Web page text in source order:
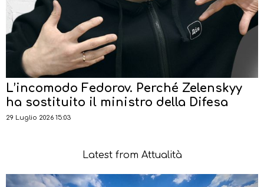
L’incomodo Fedorov. Perché Zelenskyy
ha sostituito il ministro della Difesa
29 Luglio 2026 15:03
Latest from Attualità